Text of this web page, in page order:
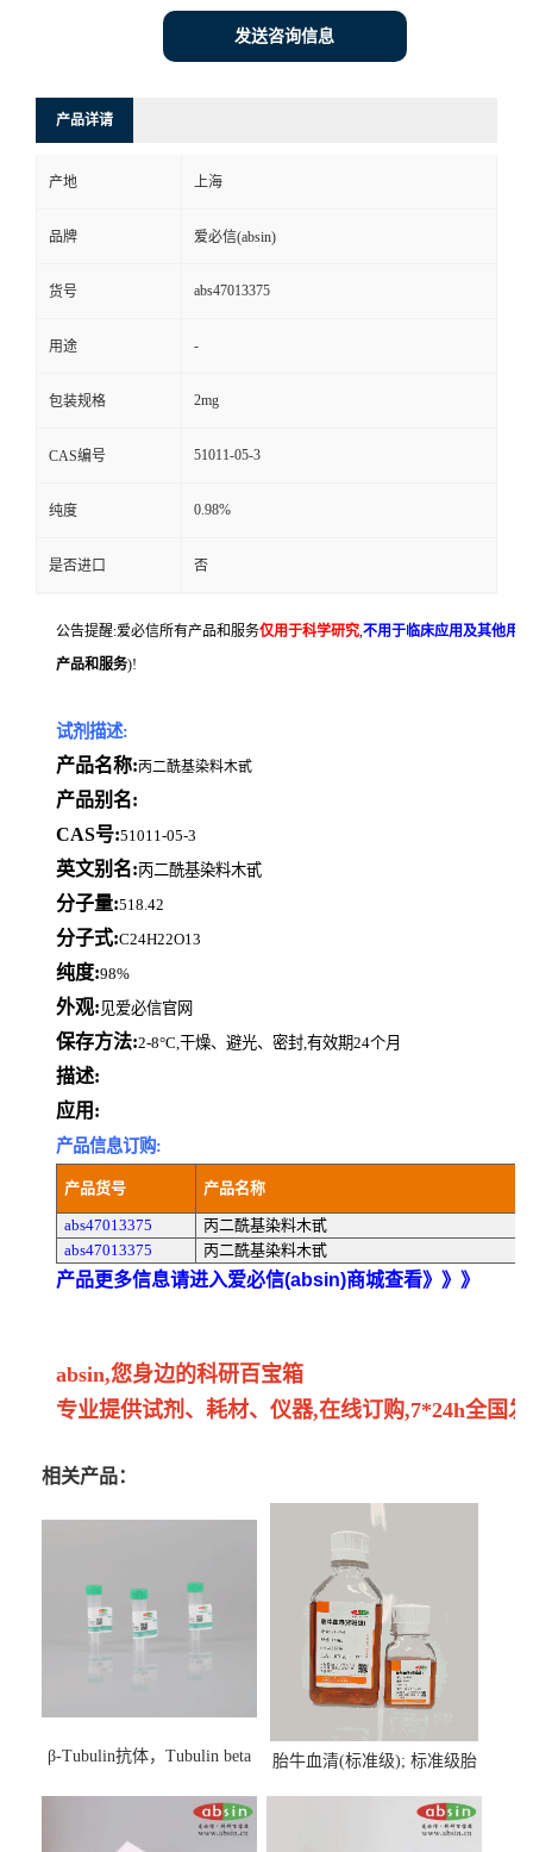
发送咨询信息
产品详请
产地 上海
品牌 爱必信(absin)
货号 abs47013375
用途 -
包装规格 2mg
CAS编号 51011-05-3
纯度 0.98%
是否进口 否
公告提醒:爱必信所有产品和服务仅用于科学研究,不用于临床应用及其他用
产品和服务)!
试剂描述:
产品名称:丙二酰基染料木甙
产品别名:
CAS号:51011-05-3
英文别名:丙二酰基染料木甙
分子量:518.42
分子式:C24H22O13
纯度:98%
外观: 见爱必信官网
保存方法:2-8°C,干燥、避光、密封,有效期24个月
描述:
应用:
产品信息订购:
产品货号 产品名称
abs47013375
丙二酰基染料木甙
abs47013375
丙二酰基染料木甙
产品更多信息请进入爱必信(absin)商城查看》》》
absin,您身边的科研百宝箱
专业提供试剂、耗材、仪器,在线订购,7*24h全国
相关产品：
β-Tubulin抗体，Tubulin beta
胎牛血清(标准级); 标准级胎